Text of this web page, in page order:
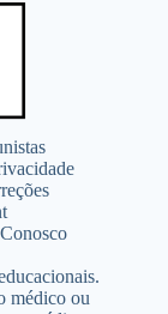
médico ou